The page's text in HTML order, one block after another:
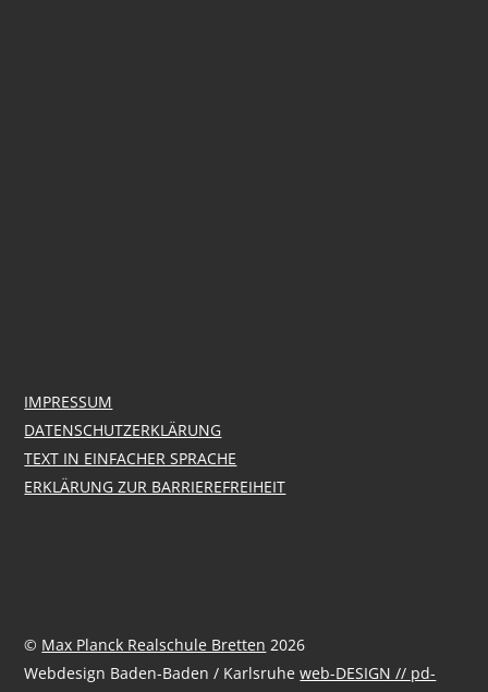
IMPRESSUM
DATENSCHUTZERKLÄRUNG
TEXT IN EINFACHER SPRACHE
ERKLÄRUNG ZUR BARRIEREFREIHEIT
© Max Planck Realschule Bretten 2026
Webdesign Baden-Baden / Karlsruheweb-DESIGN // pd-